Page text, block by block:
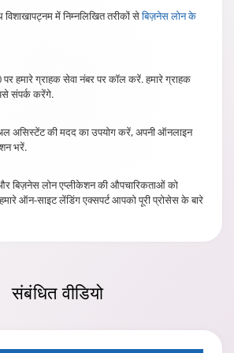
में निम्नलिखित तरीकों सेबिज़नेस लोन के
हमारे ग्राहक सेवा नंबर पर कॉल करें. हमारे ग्राहक
संपर्क करेंगे.
असिस्टेंट की मदद का उपयोग करें, अपनी ऑनलाइन
भरें.
और बिज़नेस लोन एप्लीकेशन की औपचारिकताओं को
ऑन-साइट लेंडिंग एक्सपर्ट आपको पूरी प्रोसेस के बारे
संबंधितवीडियो